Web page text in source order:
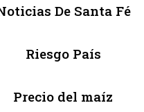
De Santa Fé
Riesgo País
Precio del maíz